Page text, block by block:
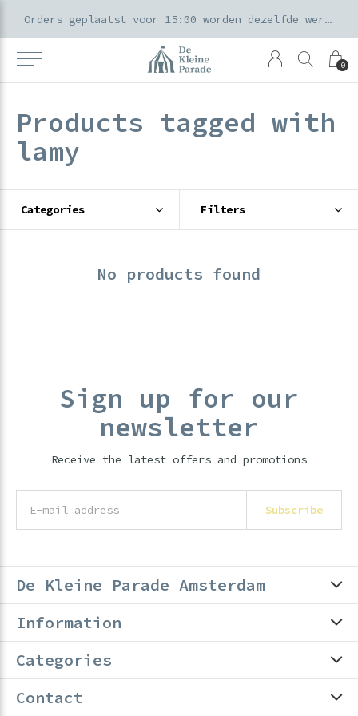
0
Orders geplaatst voor 15:00 worden dezelfde werkdag verzonden
Products tagged with
lamy
Categories Filters
No products found
Sign up for our
newsletter
Receive the latest offers and promotions
Subscribe
De Kleine Parade Amsterdam
Information
Categories
Contact